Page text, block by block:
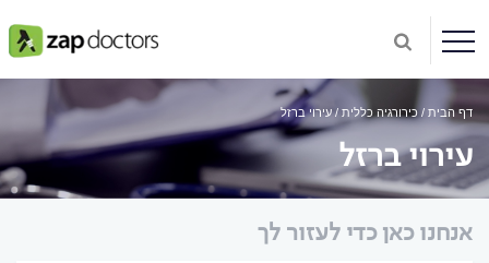
דף הבית כירורגיה כללית עירוי ברזל
עירוי ברזל
אנחנו כאן כדי לעזור לך